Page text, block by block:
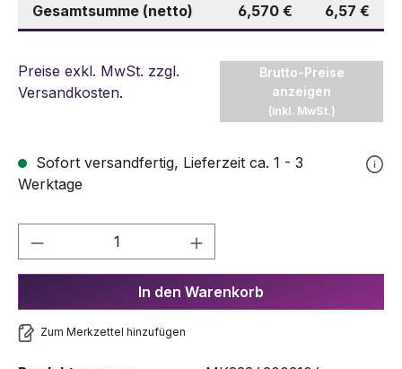
Gesamtsumme (netto) 6,570 € 6,57 €
Preise exkl. MwSt. zzgl.
Versandkosten.
Brutto-Preise
anzeigen
(inkl. MwSt.)
Sofort versandfertig, Lieferzeit ca. 1 - 3
Werktage
Produkt Anzahl: Gib den
In den Warenkorb
Zum Merkzettel hinzufügen